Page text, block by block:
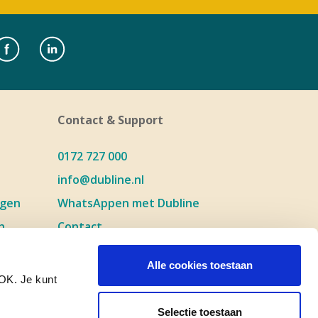
Je kunt
Alle cookies toestaan
Selectie toestaan
Contact & Support
0172 727 000
info@dubline.nl
WhatsAppen met Dubline
Contact
Storingen en onderhoud
WhatsApp Business